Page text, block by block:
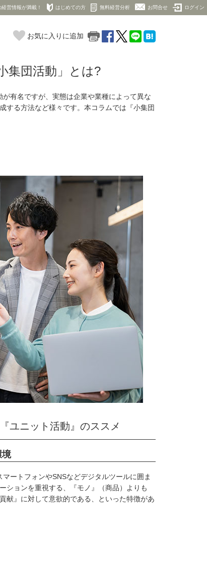
営情報が満載！ はじめての方 無料経営分析 お問合せ ログイン
お気に入りに追加
集団活動」とは?
有名ですが、実態は企業や業種によって異な
する方法など様々です。本コラムでは『小集団
ユニット活動』のススメ
境
マートフォンやSNSなどデジタルツールに囲ま
ションを重視する、『モノ』（商品）よりも
献』に対して意欲的である、といった特徴があ